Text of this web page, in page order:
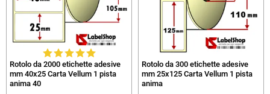
Rotolo da 2000 etichette adesive
mm 40x25 Carta Vellum 1 pista
anima 40
Rotolo da 300 etichette adesive
mm 25x125 Carta Vellum 1 pista
anima